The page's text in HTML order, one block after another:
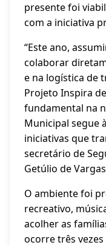
presente foi
com a iniciativa
“Este ano,
colaborar
e na logística de
Projeto Inspira
fundamental na
Municipal segue
iniciativas que
secretário de
Getúlio de
O ambiente foi
recreativo,
acolher as
ocorre três